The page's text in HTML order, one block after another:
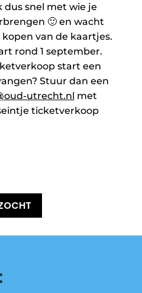
snel met wie je
🙂 en wacht
van de kaartjes.
rond 1 september.
start een
Stuur dan een
utrecht.nl met
ticketverkoop